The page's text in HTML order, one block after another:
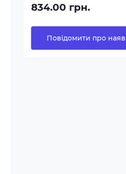
834.00 грн.
Повідомити про